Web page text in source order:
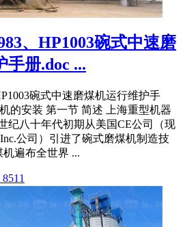
、HP1003碗式中速磨
手册.doc ...
碗式中速磨煤机运行维护手
的安装 第一节 简述 上海重型机器
纪八十年代初期从美国CE公司（现
公司）引进了碗式磨煤机制造技
遍布全世界 ...